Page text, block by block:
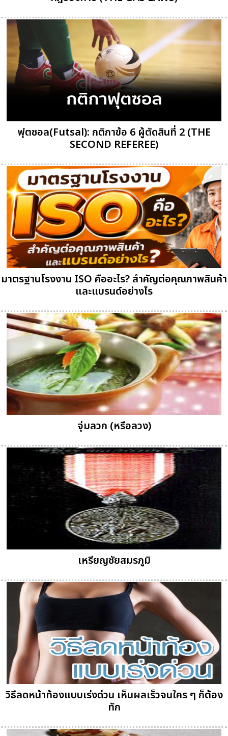
ฟุตซอล(Futsal): กติกาข้อ 6 ผู้ตัดสินที่ 2 (THE
SECOND REFEREE)
มาตรฐานโรงงาน ISO คืออะไร? สำคัญต่อคุณภาพสินค้า
และแบรนด์อย่างไร
จุ่มลวก (หรือลวง)
เหรียญชัยสมรภูมิ
วิธีลดหน้าท้องแบบเร่งด่วน เห็นผลเร็วจนใคร ๆ ก็ต้อง
ทัก